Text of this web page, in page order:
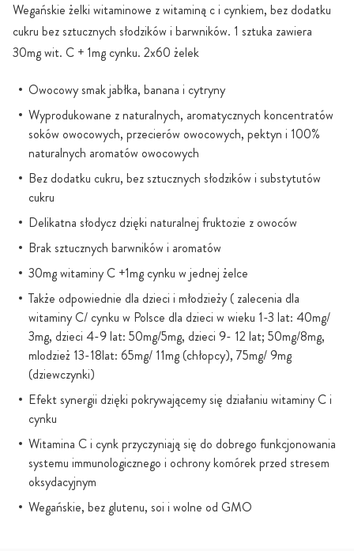
Wegańskie żelki witaminowe z witaminą c i cynkiem, bez dodatku
cukru bez sztucznych słodzików i barwników. 1 sztuka zawiera
30mg wit. C + 1mg cynku. 2x60 żelek
Owocowy smak jabłka, banana i cytryny
Wyprodukowane z naturalnych, aromatycznych koncentratów
soków owocowych, przecierów owocowych, pektyn i 100%
naturalnych aromatów owocowych
Bez dodatku cukru, bez sztucznych słodzików i substytutów
cukru
Delikatna słodycz dzięki naturalnej fruktozie z owoców
Brak sztucznych barwników i aromatów
30mg witaminy C +1mg cynku w jednej żelce
Także odpowiednie dla dzieci i młodzieży ( zalecenia dla
witaminy C/ cynku w Polsce dla dzieci w wieku 1-3 lat: 40mg/
3mg, dzieci 4-9 lat: 50mg/5mg, dzieci 9- 12 lat; 50mg/8mg,
mlodzież 13-18lat: 65mg/ 11mg (chłopcy), 75mg/ 9mg
(dziewczynki)
Efekt synergii dzięki pokrywającemy się działaniu witaminy C i
cynku
Witamina C i cynk przyczyniają się do dobrego funkcjonowania
systemu immunologicznego i ochrony komórek przed stresem
oksydacyjnym
Wegańskie, bez glutenu, soi i wolne od GMO